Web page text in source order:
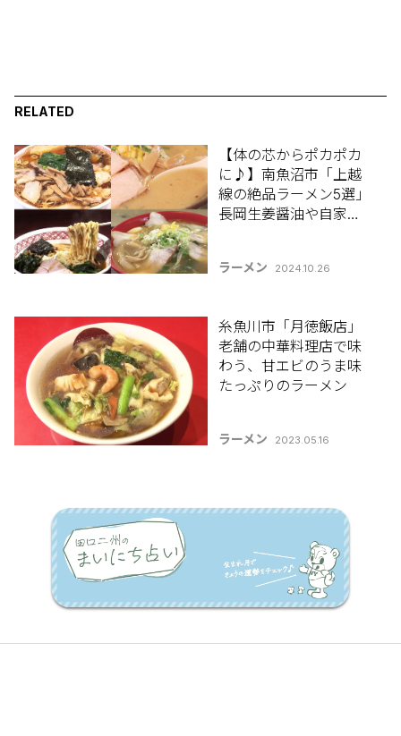
RELATED
【体の芯からポカポカ
に♪】南魚沼市「上越
線の絶品ラーメン5選」
長岡生姜醤油や自家製
ラーメン 2024.10.26
糸魚川市「月徳飯店」
老舗の中華料理店で味
わう、甘エビのうま味
たっぷりのラーメン
ラーメン 2023.05.16